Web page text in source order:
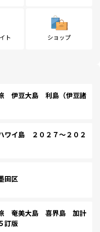
ト ショップ
伊豆大島 利島（伊豆諸
イ島 ２０２７～２０２
田区
奄美大島 喜界島 加計
訂版